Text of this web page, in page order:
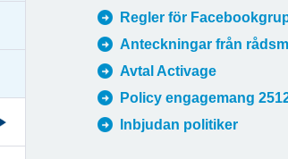
Regler för
Anteckningar från
Avtal Activage
Policy engagemang
Inbjudan politiker